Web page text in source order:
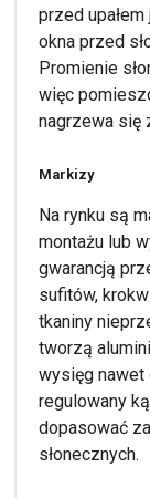
przed
okna przed
Promienie
więc
nagrzewa się
Markizy
Na rynku są
montażu lub
gwarancją
sufitów,
tkaniny
tworzą
wysięg nawet
regulowany
dopasować
słonecznych.